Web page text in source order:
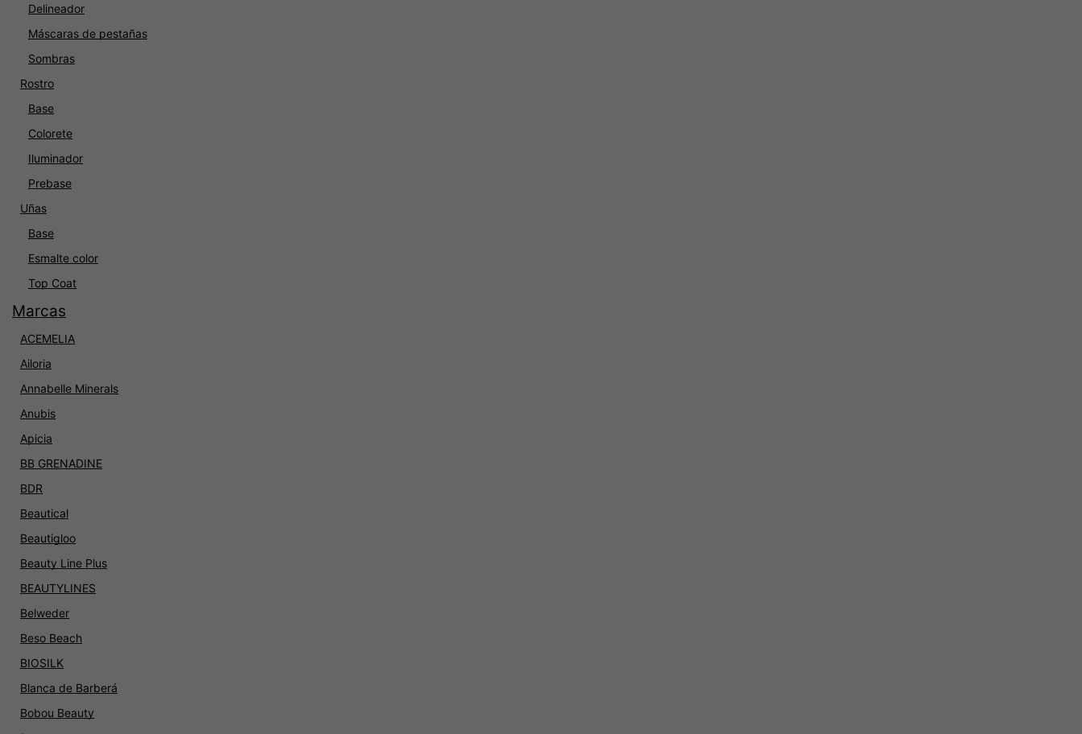
Delineador
Máscaras de pestañas
Sombras
Rostro
Base
Colorete
Iluminador
Prebase
Uñas
Base
Esmalte color
Top Coat
Marcas
ACEMELIA
Ailoria
Annabelle Minerals
Anubis
Apicia
BB GRENADINE
BDR
Beautical
Beautigloo
Beauty Line Plus
BEAUTYLINES
Belweder
Beso Beach
BIOSILK
Blanca de Barberá
Bobou Beauty